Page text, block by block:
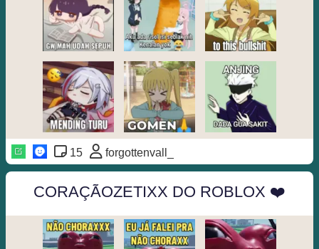
15 forgottenvall_
CORAÇÃOZETIXX DO ROBLOX ❤️